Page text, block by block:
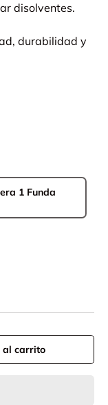
disolventes.
durabilidad y
al carrito